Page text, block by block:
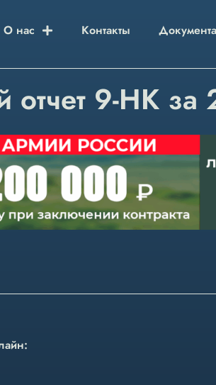
О нас Контакты
отчет 9-НК за